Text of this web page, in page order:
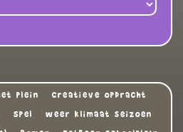
plein
Creatieve opdracht
Spel
weer klimaat seizoen